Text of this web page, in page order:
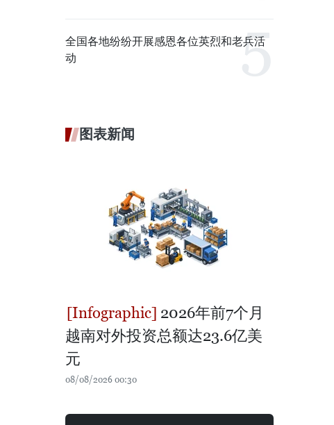
全国各地纷纷开展感恩各位英烈和老兵活
动
图表新闻
2026年前7个月
越南对外投资总额达23.6亿美
元
08/08/2026 00:30